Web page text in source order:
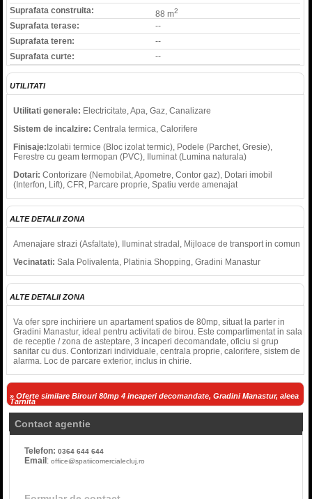
Suprafata construita:
88 m2
Suprafata terase:
--
Suprafata teren:
--
Suprafata curte:
--
UTILITATI
Utilitati generale: Electricitate, Apa, Gaz, Canalizare
Sistem de incalzire: Centrala termica, Calorifere
Finisaje: Izolatii termice (Bloc izolat termic), Podele (Parchet, Gresie),
Ferestre cu geam termopan (PVC), Iluminat (Lumina naturala)
Dotari: Contorizare (Nemobilat, Apometre, Contor gaz), Dotari imobil
(Interfon, Lift), CFR, Parcare proprie, Spatiu verde amenajat
ALTE DETALII ZONA
Amenajare strazi (Asfaltate), Iluminat stradal, Mijloace de transport in comun
Vecinatati: Sala Polivalenta, Platinia Shopping, Gradini Manastur
ALTE DETALII ZONA
Va ofer spre inchiriere un apartament spatios de 80mp, situat la parter in
Gradini Manastur, ideal pentru activitati de birou. Este compartimentat in sala
de receptie / zona de asteptare, 3 incaperi decomandate, oficiu si grup
sanitar cu dus. Contorizari individuale, centrala proprie, calorifere, sistem de
alarma. Loc de parcare exterior, inclus in chirie.
» Oferte similare Birouri 80mp 4 incaperi decomandate, Gradini Manastur, aleea
Tarnita
Contact agentie
Telefon:0364 644 644
Email :office@spatiicomercialecluj.ro